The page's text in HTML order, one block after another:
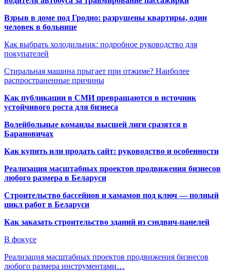
Взрыв в доме под Гродно: разрушены квартиры, один
человек в больнице
Как выбрать холодильник: подробное руководство для
покупателей
Стиральная машина прыгает при отжиме? Наиболее
распространенные причины
Как публикации в СМИ превращаются в источник
устойчивого роста для бизнеса
Волейбольные команды высшей лиги сразятся в
Барановичах
Как купить или продать сайт: руководство и особенности
Реализация масштабных проектов продвижения бизнесов
любого размера в Беларуси
Строительство бассейнов и хамамов под ключ — полный
цикл работ в Беларуси
Как заказать строительство зданий из сэндвич-панелей
В фокусе
Реализация масштабных проектов продвижения бизнесов
любого размера инструментами…